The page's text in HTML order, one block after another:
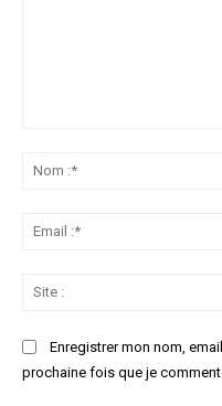
Enregistrer mon nom,
prochaine fois que je